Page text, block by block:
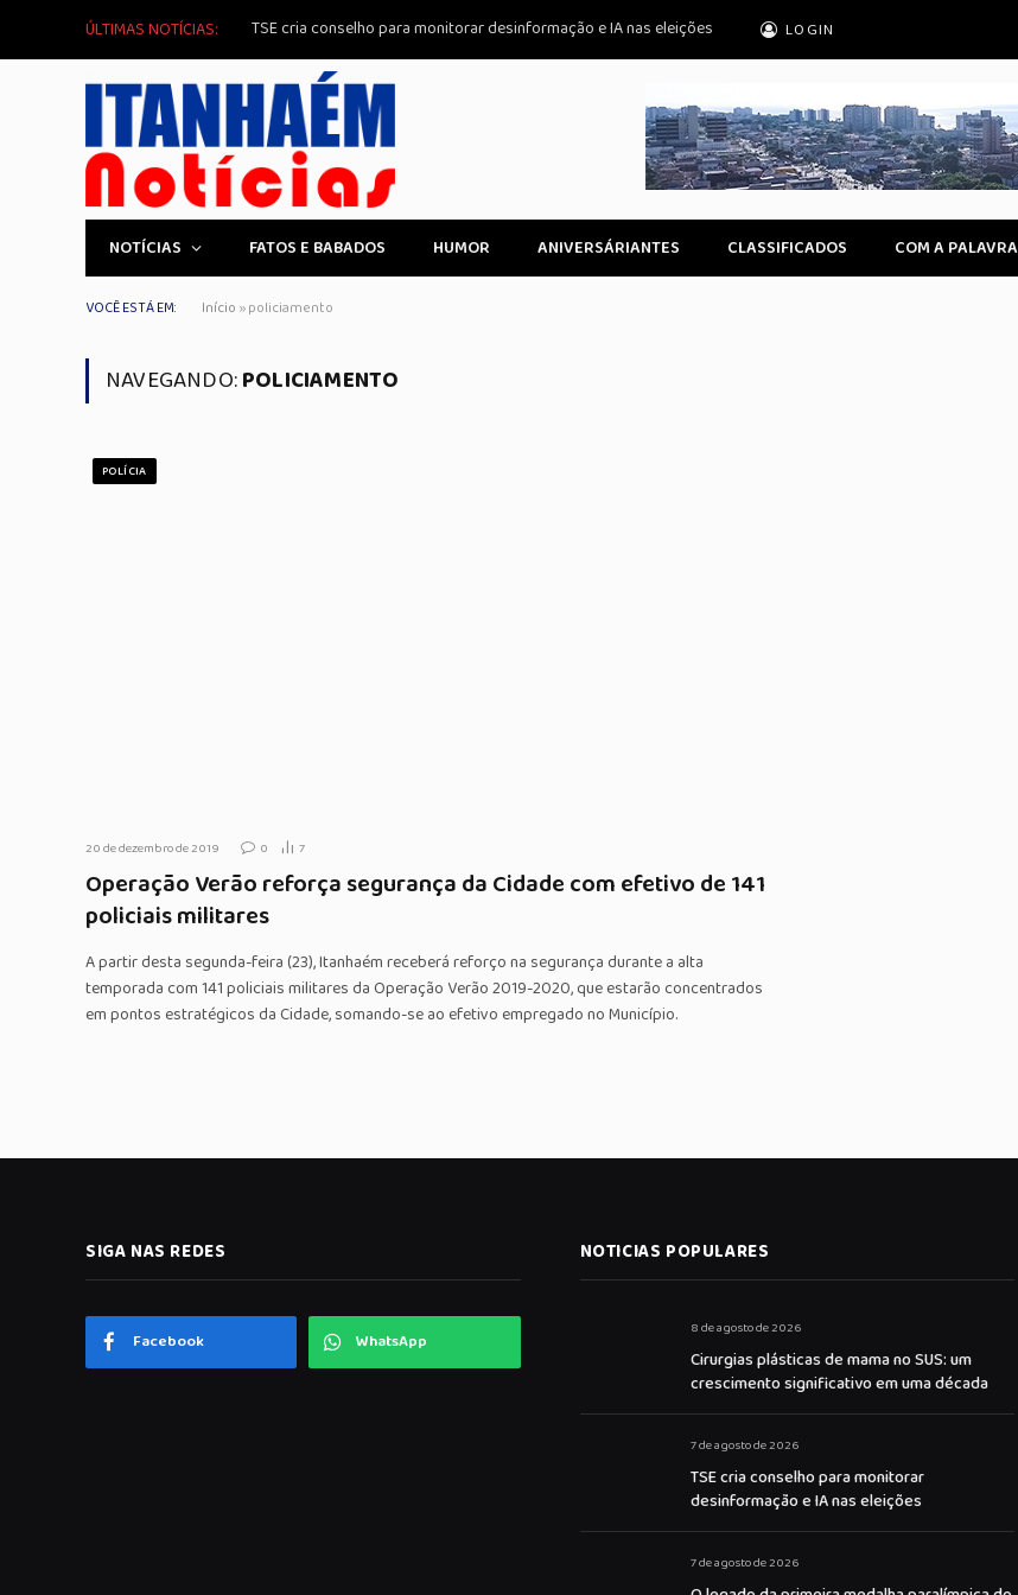
ÚLTIMAS NOTÍCIAS: TSE cria conselho para monitorar desinformação e IA nas eleições LOGIN
NOTÍCIAS FATOS E BABADOS HUMOR ANIVERSÁRIANTES CLASSIFICADOS COM A PALAVRA
VOCÊ ESTÁ EM: Início »policiamento
NAVEGANDO:POLICIAMENTO
POLÍCIA
20 de dezembro de 2019 0 7
Operação Verão reforça segurança da Cidade com efetivo de 141
policiais militares
A partir desta segunda-feira (23), Itanhaém receberá reforço na segurança durante a alta
temporada com 141 policiais militares da Operação Verão 2019-2020, que estarão concentrados
em pontos estratégicos da Cidade, somando-se ao efetivo empregado no Município.
SIGA NAS REDES
Facebook WhatsApp
NOTICIAS POPULARES
8 de agosto de 2026
Cirurgias plásticas de mama no SUS: um
crescimento significativo em uma década
7 de agosto de 2026
TSE cria conselho para monitorar
desinformação e IA nas eleições
7 de agosto de 2026